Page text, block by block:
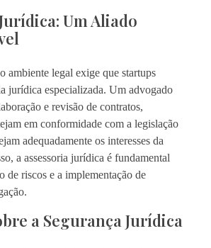
Um Aliado
ambiente legal exige que startups
jurídica especializada. Um advogado
e revisão de contratos,
em conformidade com a legislação
adequadamente os interesses da
a assessoria jurídica é fundamental
de riscos e a implementação de
a Segurança Jurídica